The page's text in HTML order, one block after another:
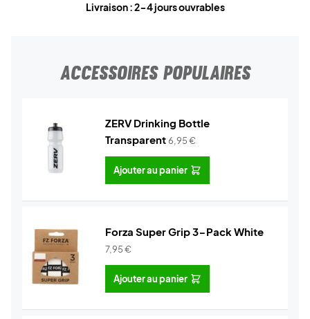
Livraison : 2-4 jours ouvrables
ACCESSOIRES POPULAIRES
ZERV Drinking Bottle
Transparent6,95€
Ajouter au panier
Forza Super Grip 3-Pack White
7,95€
Ajouter au panier